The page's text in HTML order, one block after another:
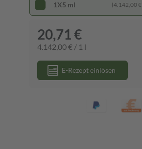
1X5 ml (4.142,00 €
20,71 €
4.142,00 € / 1 l
E-Rezept einlösen